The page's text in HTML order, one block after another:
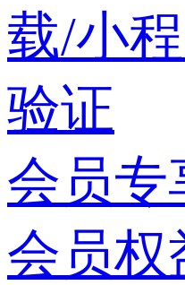
载/小
验证
会员专
会员权